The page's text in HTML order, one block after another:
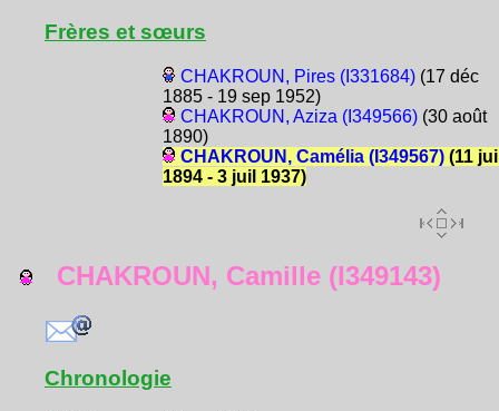
Frères et sœurs
CHAKROUN, Pires (I331684)(17 déc
1885 - 19 sep 1952)
CHAKROUN, Aziza (I349566)(30 août
1890)
CHAKROUN, Camélia (I349567)(11
1894 - 3 juil 1937)
CHAKROUN, Camille (I349143)
Chronologie